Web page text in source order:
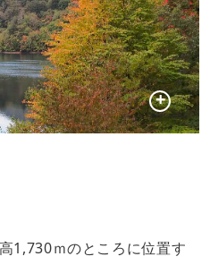
1,730ｍのところに位置す